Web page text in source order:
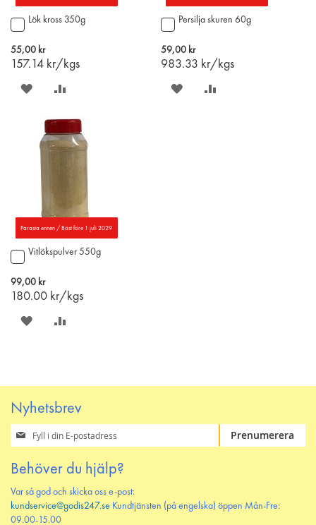
Lök kross 350g
55,00 kr
157.14 kr/kgs
Lägg
i
varukorgen
SPARA
ÖNSKELISTAN
JÄMFÖR
Persilja skuren 60g
59,00 kr
983.33 kr/kgs
Lägg
i
varukorgen
SPARA
Parasta ennen / Bäst före 1 juli 2029
Vitlökspulver 550g
99,00 kr
180.00 kr/kgs
Lägg
i
varukorgen
SPARA
Nyhetsbrev
Prenumerera
på
nyhetsbrev
Prenumerera
Behöver du hjälp?
Var så god och skicka oss e-post:
kundservice@godis247.se Kundtjänsten (på engelska) öppen Mån-Fre:
09.00-15.00